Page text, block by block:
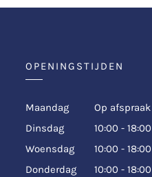
OPENINGSTIJDEN
Maandag
Op afspraak
Dinsdag
10:00 - 18:00
Woensdag
10:00 - 18:00
Donderdag
10:00 - 18:00